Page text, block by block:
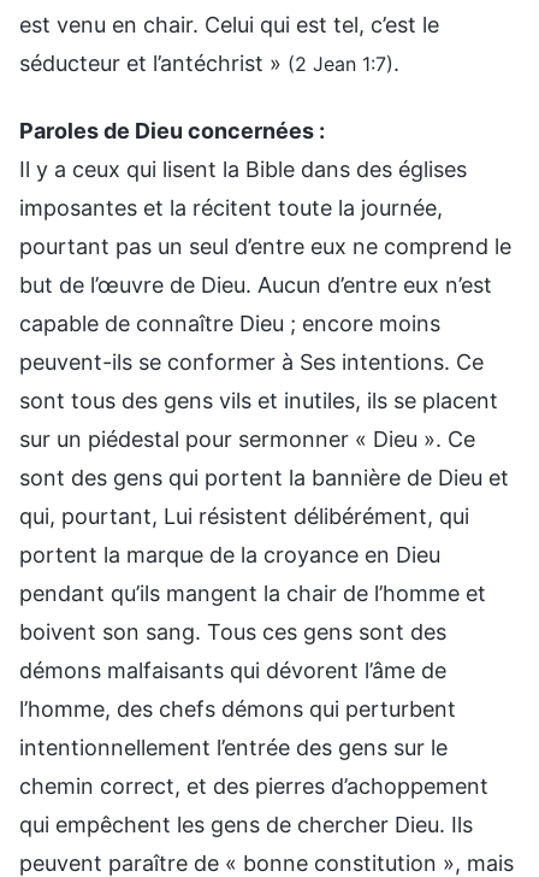
est venu en chair. Celui qui est tel, c’est le
séducteur et l’antéchrist » (2 Jean 1:7).
Paroles de Dieu concernées :
Il y a ceux qui lisent la Bible dans des églises
imposantes et la récitent toute la journée,
pourtant pas un seul d’entre eux ne comprend le
but de l’œuvre de Dieu. Aucun d’entre eux n’est
capable de connaître Dieu ; encore moins
peuvent-ils se conformer à Ses intentions. Ce
sont tous des gens vils et inutiles, ils se placent
sur un piédestal pour sermonner « Dieu ». Ce
sont des gens qui portent la bannière de Dieu et
qui, pourtant, Lui résistent délibérément, qui
portent la marque de la croyance en Dieu
pendant qu’ils mangent la chair de l’homme et
boivent son sang. Tous ces gens sont des
démons malfaisants qui dévorent l’âme de
l’homme, des chefs démons qui perturbent
intentionnellement l’entrée des gens sur le
chemin correct, et des pierres d’achoppement
qui empêchent les gens de chercher Dieu. Ils
peuvent paraître de « bonne constitution », mais